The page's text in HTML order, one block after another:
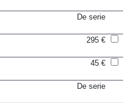
De serie
295 €
45 €
De serie